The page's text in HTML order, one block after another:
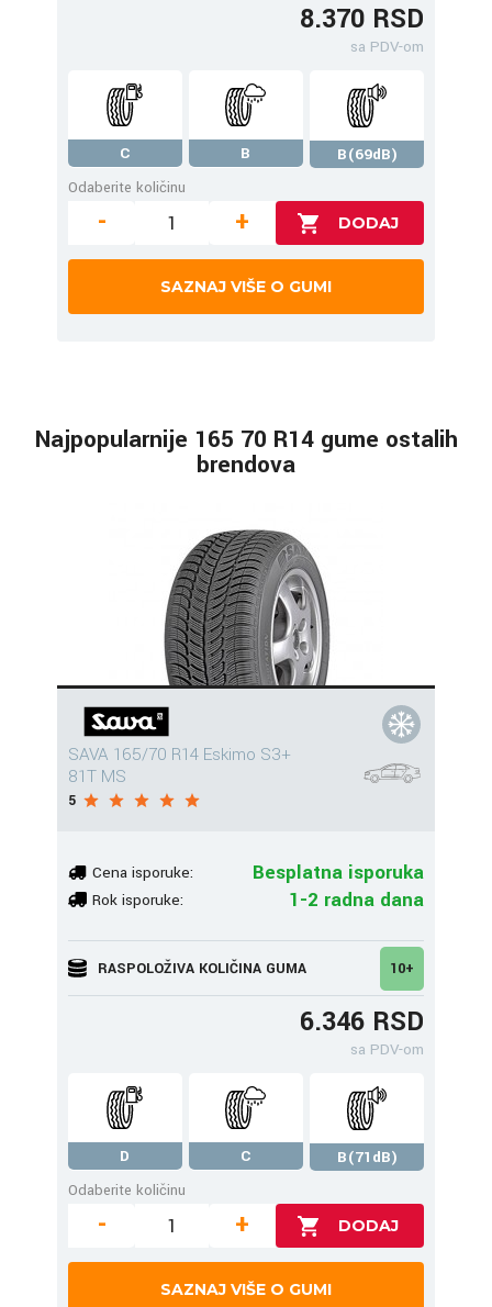
8.370 RSD
sa PDV-om
C B
B(69dB)
Odaberite količinu
- +
SAZNAJ VIŠE O GUMI
Najpopularnije 165 70 R14 gume ostalih
brendova
SAVA 165/70 R14 Eskimo S3+
81T MS
5
Cena isporuke: Besplatna isporuka
Rok isporuke: 1-2 radna dana
RASPOLOŽIVA KOLIČINA GUMA 10+
6.346 RSD
sa PDV-om
D C
B(71dB)
Odaberite količinu
- +
SAZNAJ VIŠE O GUMI